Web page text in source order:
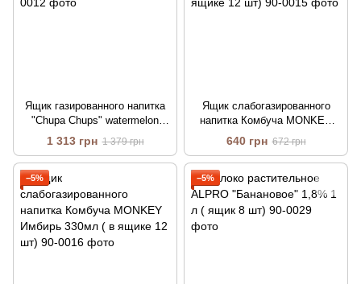
Ящик газированного напитка
"Chupa Chups" watermelon
(арбуз) 345 мл ж/б ( в ящике
24 шт)
1 313 грн 1 379 грн
Ящик слабогазированного
напитка Комбуча MONKEY
АПЕЛЬСИН 330мл ( в ящике
12 шт)
640 грн 672 грн
−5% −5%